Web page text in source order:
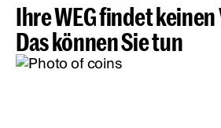
Ihre WEG findet
Das können Sie tun